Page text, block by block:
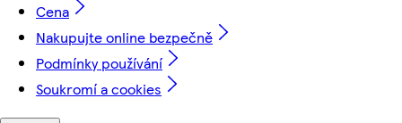
Cena
Nakupujte online bezpečně
Podmínky používání
Soukromí a cookies